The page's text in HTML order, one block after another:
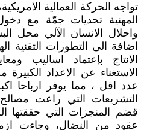
تواجه الحركة العمالية
المهنية تحديات جمّة مع
واحلال الانسان الآلي محل
اضافة الى التطورات التقنية
الانتاج بإعتماد اساليب
الاستغناء عن الاعداد
عدد اقل ، مما يوفر ارباحا
التشريعات التي راعت
قضم المنجزات التي حققتها
عقود من النضال، وجاءت